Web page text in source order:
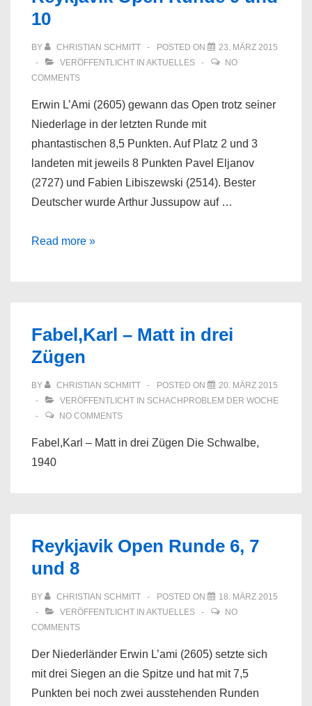
Eppingen
zurück
10
BY CHRISTIAN SCHMITT POSTED ON
23. MÄRZ 2015
VERÖFFENTLICHT IN AKTUELLES
NO
COMMENTS
Erwin L’Ami (2605) gewann das Open trotz seiner
Niederlage in der letzten Runde mit
phantastischen 8,5 Punkten. Auf Platz 2 und 3
landeten mit jeweils 8 Punkten Pavel Eljanov
(2727) und Fabien Libiszewski (2514). Bester
Deutscher wurde Arthur Jussupow auf …
Reykjavik
10
Read more »
Fabel,Karl – Matt in drei
Zügen
BY CHRISTIAN SCHMITT POSTED ON
20. MÄRZ 2015
VERÖFFENTLICHT IN SCHACHPROBLEM DER WOCHE
NO COMMENTS
Fabel,Karl – Matt in drei Zügen Die Schwalbe,
1940
Reykjavik Open Runde 6, 7
und 8
BY CHRISTIAN SCHMITT POSTED ON
18. MÄRZ 2015
VERÖFFENTLICHT IN AKTUELLES
NO
COMMENTS
Der Niederländer Erwin L’ami (2605) setzte sich
mit drei Siegen an die Spitze und hat mit 7,5
Punkten bei noch zwei ausstehenden Runden